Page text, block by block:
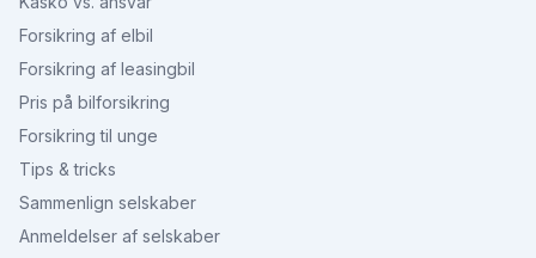
Forsikring af elbil
Forsikring af leasingbil
Pris på bilforsikring
Forsikring til unge
Tips & tricks
Sammenlign selskaber
Anmeldelser af selskaber